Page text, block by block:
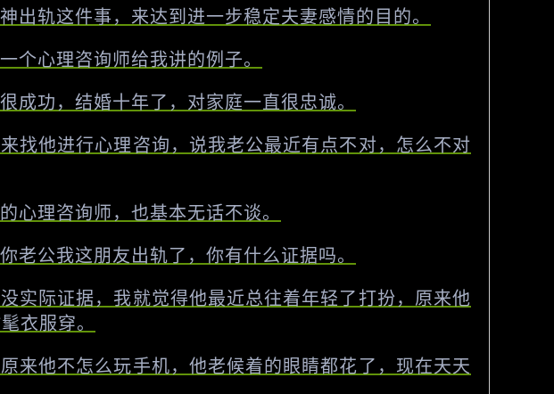
出轨这件事，来达到进一步稳定夫妻感情的目的。
个心理咨询师给我讲的例子。
成功，结婚十年了，对家庭一直很忠诚。
找他进行心理咨询，说我老公最近有点不对，怎么不对
心理咨询师，也基本无话不谈。
老公我这朋友出轨了，你有什么证据吗。
实际证据，我就觉得他最近总往着年轻了打扮，原来他
衣服穿。
来他不怎么玩手机，他老候着的眼睛都花了，现在天天